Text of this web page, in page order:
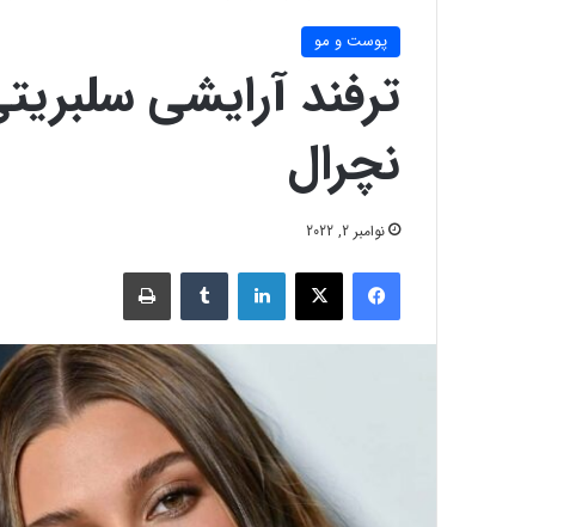
پوست و مو
ترفند آرایشی
نچرال
نوامبر 2, 2022
فیسبوک X لینکدین ‫تامبلر چاپ